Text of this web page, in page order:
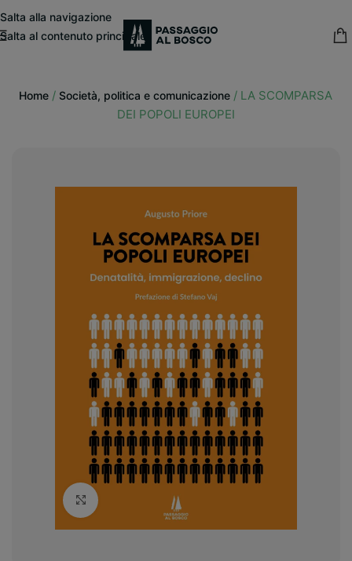
Salta alla navigazione
Salta al contenuto principale
Home / Società, politica e comunicazione / LA SCOMPARSA
DEI POPOLI EUROPEI
Clicca per ingrandire